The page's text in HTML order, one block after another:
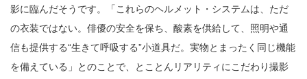
影に臨んだそうです。「これらのヘルメット・システムは、ただ
の衣装ではない。俳優の安全を保ち、酸素を供給して、照明や通
信も提供する“生きて呼吸する”小道具だ。実物とまったく同じ機能
を備えている」とのことで、とことんリアリティにこだわり撮影